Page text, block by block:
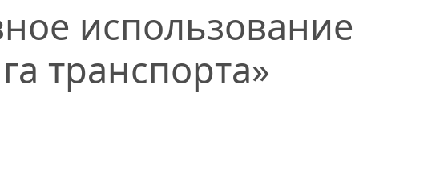
использование
транспорта»